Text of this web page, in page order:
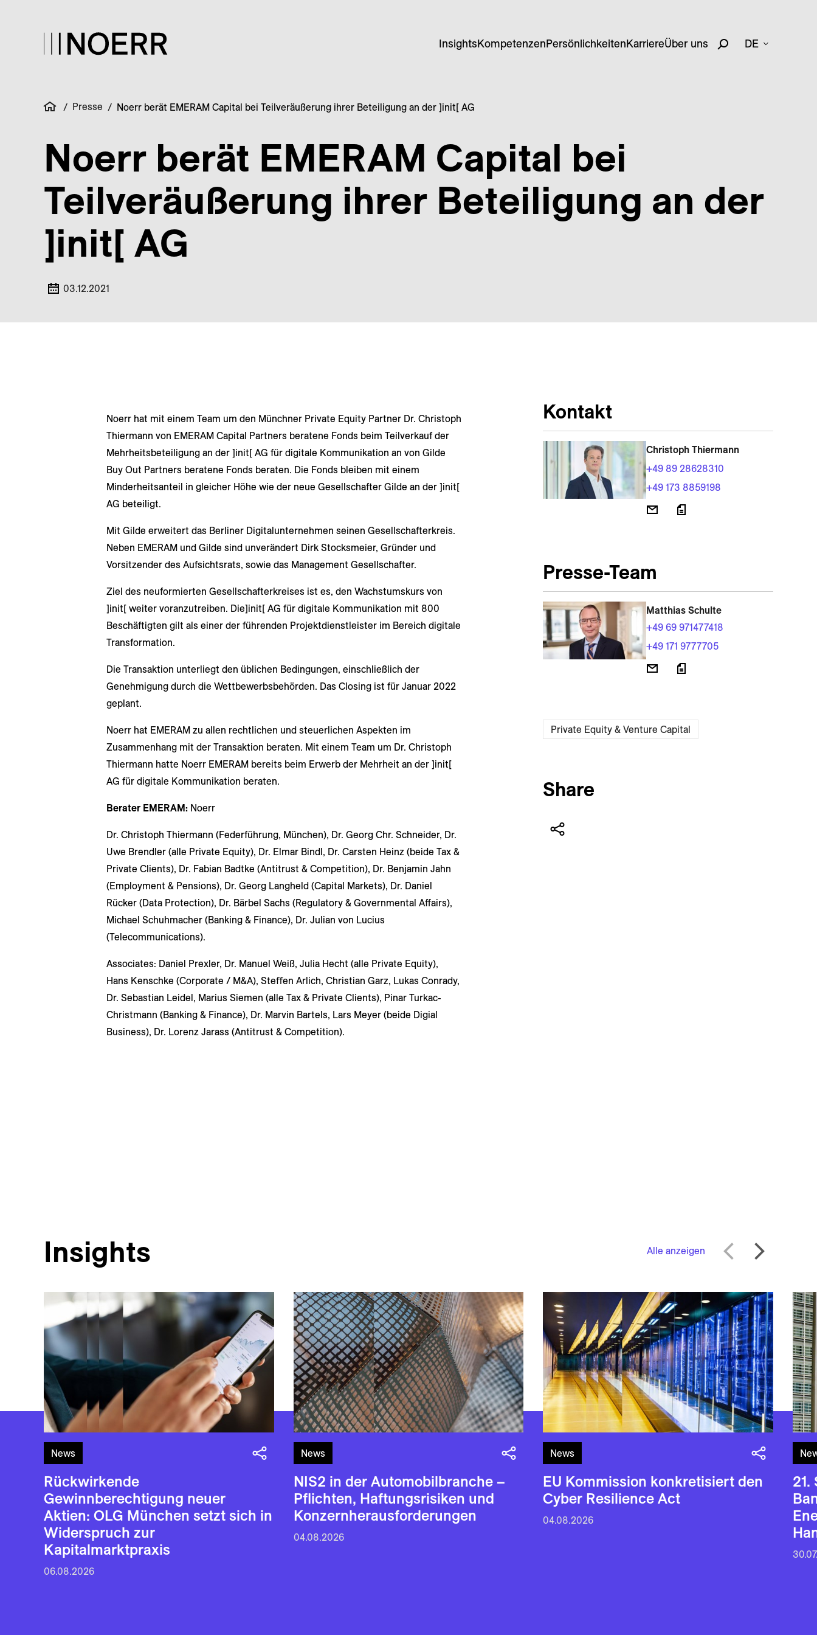
InsightsKompetenzenPersönlichkeitenKarriereÜber uns DE
/ Presse / Noerr berät EMERAM Capital bei Teilveräußerung ihrer Beteiligung an der ]init[ AG
Noerr berät EMERAM Capital bei
Teilveräußerung ihrer Beteiligung an der
]init[ AG
03.12.2021
Noerr hat mit einem Team um den Münchner Private Equity Partner Dr. Christoph
Thiermann von EMERAM Capital Partners beratene Fonds beim Teilverkauf der
Mehrheitsbeteiligung an der ]init[ AG für digitale Kommunikation an von Gilde
Buy Out Partners beratene Fonds beraten. Die Fonds bleiben mit einem
Minderheitsanteil in gleicher Höhe wie der neue Gesellschafter Gilde an der ]init[
AG beteiligt.
Mit Gilde erweitert das Berliner Digitalunternehmen seinen Gesellschafterkreis.
Neben EMERAM und Gilde sind unverändert Dirk Stocksmeier, Gründer und
Vorsitzender des Aufsichtsrats, sowie das Management Gesellschafter.
Ziel des neuformierten Gesellschafterkreises ist es, den Wachstumskurs von
]init[ weiter voranzutreiben. Die]init[ AG für digitale Kommunikation mit 800
Beschäftigten gilt als einer der führenden Projektdienstleister im Bereich digitale
Transformation.
Die Transaktion unterliegt den üblichen Bedingungen, einschließlich der
Genehmigung durch die Wettbewerbsbehörden. Das Closing ist für Januar 2022
geplant.
Noerr hat EMERAM zu allen rechtlichen und steuerlichen Aspekten im
Zusammenhang mit der Transaktion beraten. Mit einem Team um Dr. Christoph
Thiermann hatte Noerr EMERAM bereits beim Erwerb der Mehrheit an der ]init[
AG für digitale Kommunikation beraten.
Berater EMERAM: Noerr
Dr. Christoph Thiermann (Federführung, München), Dr. Georg Chr. Schneider, Dr.
Uwe Brendler (alle Private Equity), Dr. Elmar Bindl, Dr. Carsten Heinz (beide Tax &
Private Clients), Dr. Fabian Badtke (Antitrust & Competition), Dr. Benjamin Jahn
(Employment & Pensions), Dr. Georg Langheld (Capital Markets), Dr. Daniel
Rücker (Data Protection), Dr. Bärbel Sachs (Regulatory & Governmental Affairs),
Michael Schuhmacher (Banking & Finance), Dr. Julian von Lucius
(Telecommunications).
Associates: Daniel Prexler, Dr. Manuel Weiß, Julia Hecht (alle Private Equity),
Hans Kenschke (Corporate / M&A), Steﬀen Arlich, Christian Garz, Lukas Conrady,
Dr. Sebastian Leidel, Marius Siemen (alle Tax & Private Clients), Pinar Turkac-
Christmann (Banking & Finance), Dr. Marvin Bartels, Lars Meyer (beide Digial
Business), Dr. Lorenz Jarass (Antitrust & Competition).
Kontakt
Christoph Thiermann
+49 89 28628310
+49 173 8859198
Presse-Team
Matthias Schulte
+49 69 971477418
+49 171 9777705
Private Equity & Venture Capital
Share
Alle anzeigen
Insights
News
Rückwirkende
Gewinnberechtigung neuer
Aktien: OLG München setzt sich in
Widerspruch zur
Kapitalmarktpraxis
06.08.2026
News
NIS2 in der Automobilbranche –
Pflichten, Haftungsrisiken und
Konzernherausforderungen
04.08.2026
News
EU Kommission konkretisiert den
Cyber Resilience Act
04.08.2026
21.